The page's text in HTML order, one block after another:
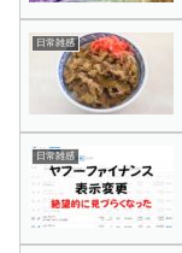
日常雑感
日常雑感